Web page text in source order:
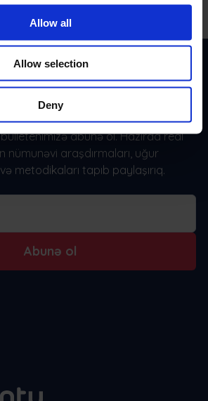
Allow all
Allow selection
Deny
Aylıq Üstünlüyü
FSM liderinə qoşul. Ekspertlərin
bülletenimizə abunə ol. Hazırda real
nümunəvi araşdırmaları, uğur
metodikaları tapıb paylaşırıq.
Abunə ol